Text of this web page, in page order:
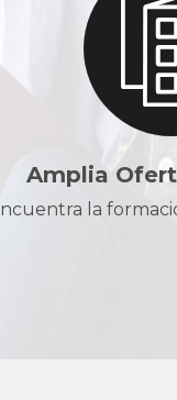
Amplia
la